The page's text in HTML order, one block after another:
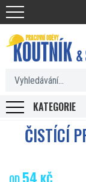
Koutnik.com
ČISTÍCÍ
54
KATEGORIE